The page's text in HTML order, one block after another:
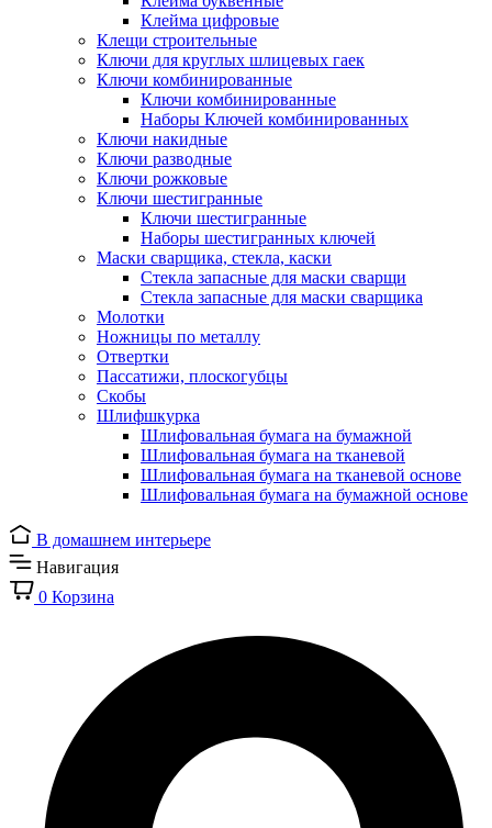
Клейма цифровые
Клещи строительные
Ключи для круглых шлицевых гаек
Ключи комбинированные
Ключи комбинированные
Наборы Ключей комбинированных
Ключи накидные
Ключи разводные
Ключи рожковые
Ключи шестигранные
Ключи шестигранные
Наборы шестигранных ключей
Маски сварщика, стекла, каски
Стекла запасные для маски сварщи
Стекла запасные для маски сварщика
Молотки
Ножницы по металлу
Отвертки
Пассатижи, плоскогубцы
Скобы
Шлифшкурка
Шлифовальная бумага на бумажной
Шлифовальная бумага на тканевой
Шлифовальная бумага на тканевой основе
Шлифовальная бумага на бумажной основе
В домашнем интерьере
Навигация
0 Корзина